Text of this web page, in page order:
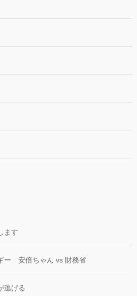
ます
ー 安倍ちゃん vs 財務省
逃げる